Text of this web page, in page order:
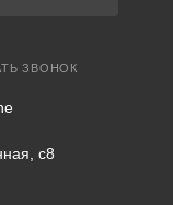
ЗВОНОК
с8